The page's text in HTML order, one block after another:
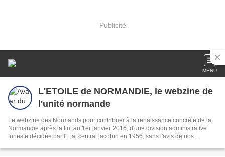
Publicité
MENU
L'ETOILE de NORMANDIE, le webzine de
l'unité normande
Le webzine des Normands pour contribuer à la renaissance concrète de la
Normandie après la fin, au 1er janvier 2016, d'une division administrative
funeste décidée par l'Etat central jacobin en 1956, sans l'avis de nos